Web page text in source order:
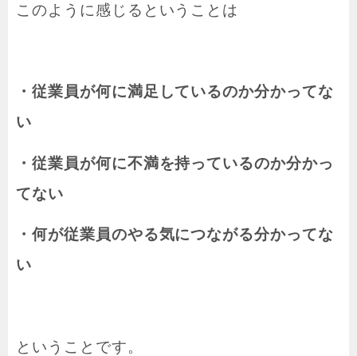
このように感じるということは
・従業員が何に満足しているのか分かってな
い
・従業員が何に不満を持っているのか分かっ
てない
・何が従業員のやる気につながる分かってな
い
ということです。